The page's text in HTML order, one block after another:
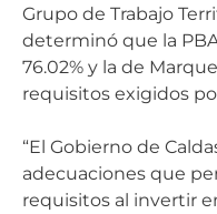
Grupo de Trabajo
determinó que la
76.02% y la de
requisitos exigidos
“El Gobierno de
adecuaciones que
requisitos al invertir